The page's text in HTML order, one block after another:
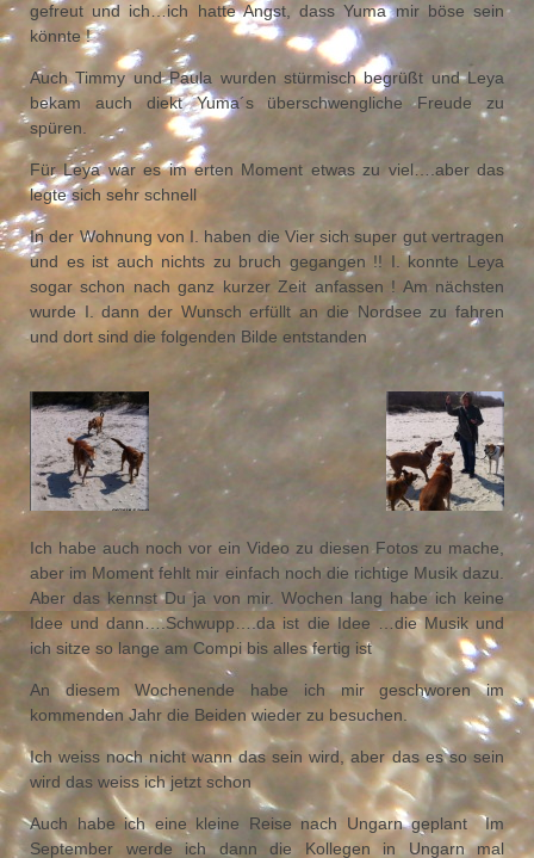
gefreut und ich…ich hatte Angst, dass Yuma mir böse sein
könnte !
Auch Timmy und Paula wurden stürmisch begrüßt und Leya
bekam auch diekt Yuma´s überschwengliche Freude zu
spüren.
Für Leya war es im erten Moment etwas zu viel….aber das
legte sich sehr schnell
In der Wohnung von I. haben die Vier sich super gut vertragen
und es ist auch nichts zu bruch gegangen !! I. konnte Leya
sogar schon nach ganz kurzer Zeit anfassen ! Am nächsten
wurde I. dann der Wunsch erfüllt an die Nordsee zu fahren
und dort sind die folgenden Bilde entstanden
Ich habe auch noch vor ein Video zu diesen Fotos zu mache,
aber im Moment fehlt mir einfach noch die richtige Musik dazu.
Aber das kennst Du ja von mir. Wochen lang habe ich keine
Idee und dann….Schwupp….da ist die Idee …die Musik und
ich sitze so lange am Compi bis alles fertig ist
An diesem Wochenende habe ich mir geschworen im
kommenden Jahr die Beiden wieder zu besuchen.
Ich weiss noch nicht wann das sein wird, aber das es so sein
wird das weiss ich jetzt schon
Auch habe ich eine kleine Reise nach Ungarn geplant Im
September werde ich dann die Kollegen in Ungarn mal